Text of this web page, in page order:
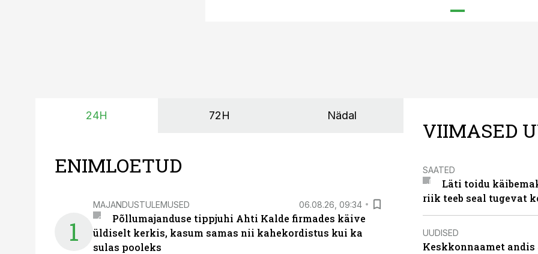
24H 72H Nädal
ENIMLOETUD
1
MAJANDUSTULEMUSED 06.08.26, 09:34
Põllumajanduse tippjuhi Ahti Kalde firmades käive
üldiselt kerkis, kasum samas nii kahekordistus kui ka
sulas pooleks
VIIMASED
SAATED
Läti toidu
riik teeb seal tugevat
UUDISED
Keskkonnaamet